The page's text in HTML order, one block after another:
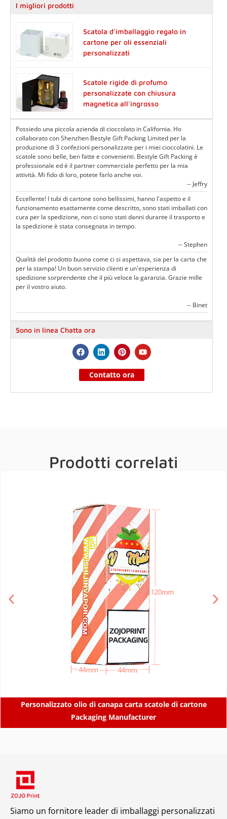
I migliori prodotti
Scatola d'imballaggio regalo in
cartone per oli essenziali
personalizzati
Scatole rigide di profumo
personalizzate con chiusura
magnetica all'ingrosso
Possiedo una piccola azienda di cioccolato in California. Ho
collaborato con Shenzhen Bestyle Gift Packing Limited per la
produzione di 3 confezioni personalizzate per i miei cioccolatini. Le
scatole sono belle, ben fatte e convenienti. Bestyle Gift Packing è
professionale ed è il partner commerciale perfetto per la mia
attività. Mi fido di loro, potete farlo anche voi.
-- Jeffry
Eccellente! I tubi di cartone sono bellissimi, hanno l'aspetto e il
funzionamento esattamente come descritto, sono stati imballati con
cura per la spedizione, non ci sono stati danni durante il trasporto e
la spedizione è stata consegnata in tempo.
-- Stephen
Qualità del prodotto buona come ci si aspettava, sia per la carta che
per la stampa! Un buon servizio clienti e un'esperienza di
spedizione sorprendente che il più veloce la garanzia. Grazie mille
per il vostro aiuto.
-- Binet
Sono in linea Chatta ora
Contatto ora
Prodotti correlati
Personalizzato olio di canapa carta scatole di cartone
Packaging Manufacturer
Siamo un fornitore leader di imballaggi personalizzati